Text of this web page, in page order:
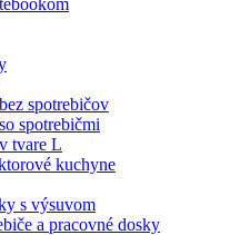
spotrebičov
spotrebičmi
tvare L
kuchyne
s výsuvom
a pracovné dosky